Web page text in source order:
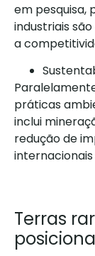
em pesquisa,
industriais
a
práticas
inclui
redução de
Terras